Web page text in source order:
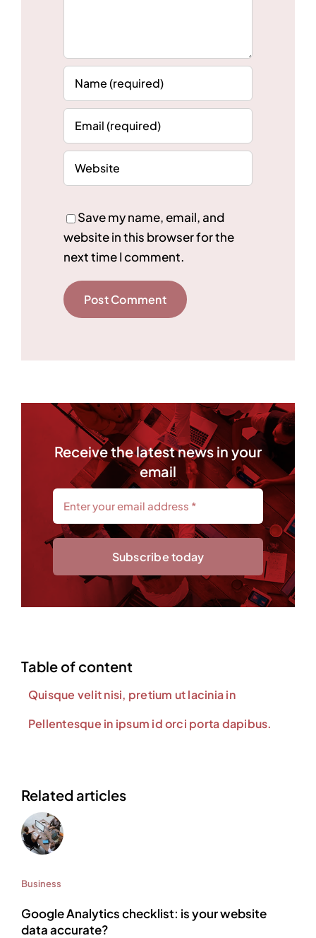
Save my name, email, and
website in this browser for the
next time I comment.
Receive the latest news in your
email
Subscribe today
Table of content
Quisque velit nisi, pretium ut lacinia in
Pellentesque in ipsum id orci porta dapibus.
Related articles
Business
Google Analytics checklist: is your website
data accurate?